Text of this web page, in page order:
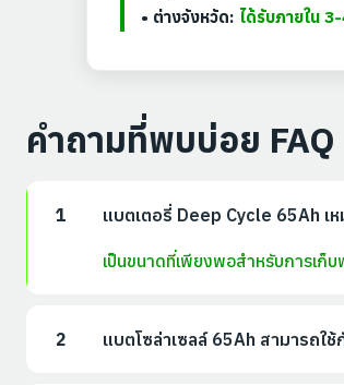
• ต่างจังหวัด: ได้รับภายใน
คำถามที่พบบ่อย FAQ
1 แบตเตอรี่ Deep Cycle 65Ah เ
เป็นขนาดที่เพียงพอสำหรับการเก็
2 แบตโซล่าเซลล์ 65Ah สามารถใ